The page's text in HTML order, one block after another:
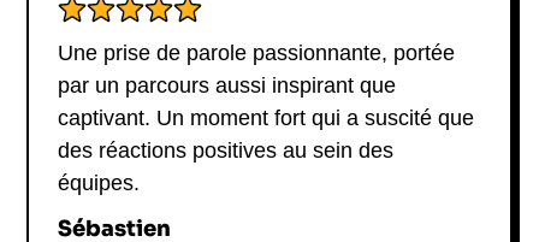
Une prise de parole passionnante, portée
par un parcours aussi inspirant que
captivant. Un moment fort qui a suscité que
des réactions positives au sein des
équipes.
Sébastien